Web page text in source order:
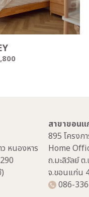
หนองหาร
สาขาขอนแ
895 โครงก
Home
ถ.มะลิวัลย์
จ.ขอนแก่น
086-